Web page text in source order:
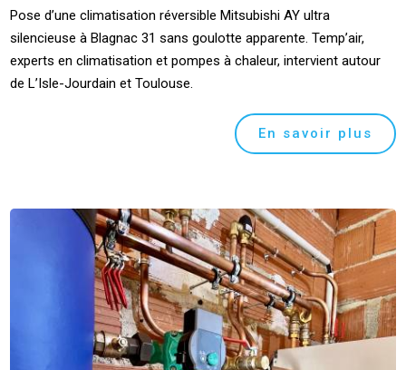
Pose d’une climatisation réversible Mitsubishi AY ultra
silencieuse à Blagnac 31 sans goulotte apparente. Temp’air,
experts en climatisation et pompes à chaleur, intervient autour
de L’Isle-Jourdain et Toulouse.
En savoir plus